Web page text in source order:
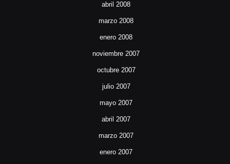
abril 2008
marzo 2008
enero 2008
noviembre 2007
octubre 2007
julio 2007
mayo 2007
abril 2007
marzo 2007
enero 2007